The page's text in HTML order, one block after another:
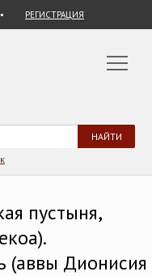
РЕГИСТРАЦИЯ
пустыня,
(аввы Дионисия